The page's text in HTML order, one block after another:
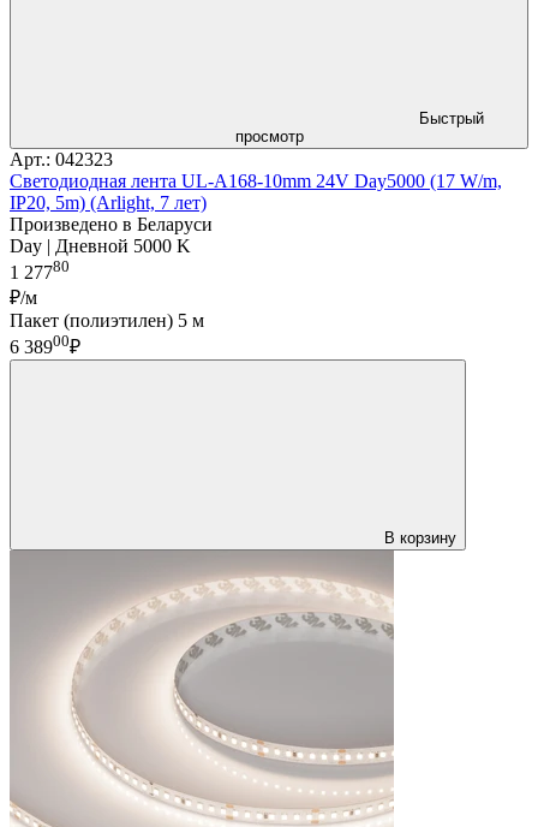
Быстрый
просмотр
Арт.: 042323
Светодиодная лента UL-A168-10mm 24V Day5000 (17 W/m,
IP20, 5m) (Arlight, 7 лет)
Произведено в Беларуси
Day | Дневной 5000 K
1 27780
₽/м
Пакет (полиэтилен) 5 м
6 38900₽
В корзину